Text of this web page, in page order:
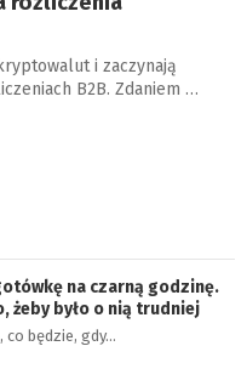
i zaczynają
B2B. Zdaniem …
na czarną godzinę.
żeby było o nią trudniej
co będzie, gdy…